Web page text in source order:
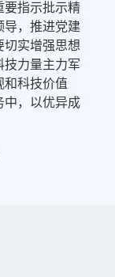
要指示批示精
导，推进党建
切实增强思想
技力量主力军
和科技价值
中，以优异成